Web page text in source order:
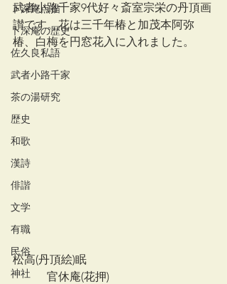
卜深庵点描
卜深庵の歴史
佐久良私語
武者小路千家
茶の湯研究
歴史
和歌
漢詩
俳諧
文学
有職
民俗
神社
武者小路千家9代好々斎室宗栄の丹頂画
讃です。花は三千年椿と加茂本阿弥
椿、白梅を円窓花入に入れました。
松高(丹頂絵)眠
官休庵(花押)